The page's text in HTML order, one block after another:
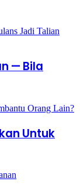
Jadi Talian
— Bila
Orang Lain?
Untuk